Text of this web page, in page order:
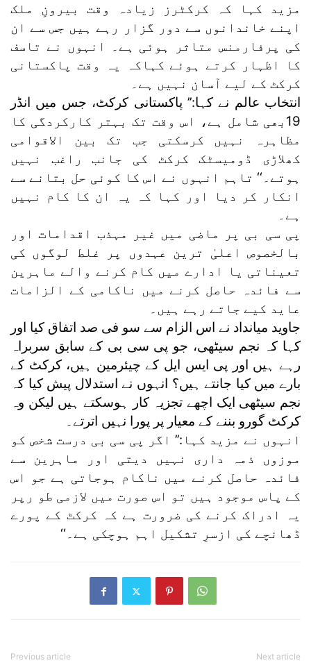
مزید کہا کہ کرکٹرز زیادہ وقت بیرونِ ملک
اپنے خاندانوں سے دور گزار رہے ہیں جس سے ان
کی پرفارمنس متاثر ہوئی ہے۔ انہوں نے تاسف
کا اظہار کرتے ہوئے کہاکہ یہ وقت پاکستانی
کرکٹ کے لیے آسان نہیں ہے۔
انتخاب عالم نے کہا:’’ پاکستانی کرکٹ، جس میں انڈر
19بھی شامل ہے، اس وقت تک بہتر کارکردگی کا
مظاہرہ نہیں کرسکتی جب تک بین الاقوامی
کھلاڑی ڈومیسٹک کرکٹ کی جانب راغب نہیں
ہوتے۔‘‘ تاہم انہوں نے اس کا کوئی حل بتانے سے
انکار کر دیا اور کہا کہ یہ ان کا کام نہیں
ہے۔
پی سی بی پر ماضی میں غیر مہذب اقدامات اور
بالخصوص اعلیٰ ترین عہدوں پر غلط لوگوں کی
تعیناتی یا ادارے میں کام کرنے والے ماہرین
سے فائدہ حاصل کرنے میں ناکامی کے الزامات
عاید کیے جاتے رہے ہیں۔
جاوید میانداد نے اس الزام سے سو فی صد اتفاق کیا اور
کہا کہ نجم سیٹھی، جو پی سی بی کے سابق سربراہ
رہے ہیں اور پی ایس ایل کے چیئرمین ہیں، کرکٹ کے
بارے میں کیا جانتے ہیں؟ انہوں نے استدلال پیش کیا کہ
نجم سیٹھی ایک اچھے تجزیہ کار ہوسکتے ہیں لیکن وہ
کرکٹ گورو بننے کے معیار پر پورا نہیں اترتے۔
انہوں نے مزید کہا:’’ اگر پی سی بی درست شخص کو
موزوں ذمہ داری نہیں دیتی اور ماہرین سے
فائدہ حاصل کرنے میں ناکام ہوجاتی ہے جو اس
کے پاس موجود ہیں تو اس صورت میں لازمی طو رپر
یہ ادراک کرنے کی ضرورت ہے کہ کرکٹ کے پورے
ڈھانچے کی ازسرِ تشکیل اہم ہوچکی ہے۔‘‘
Previous article Next article